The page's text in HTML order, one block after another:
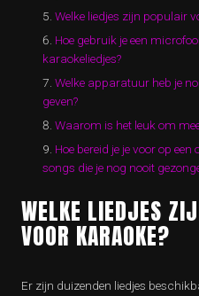
Welke liedjes zijn populair
Hoe gebruik je een
karaokeliedjes?
Welke apparatuur heb je
geven?
Waarom is het leuk om
Hoe bereid je je voor op
songs die je nog nooit
WELKE LIEDJES
VOOR KARAOKE?
Er zijn duizenden liedjes